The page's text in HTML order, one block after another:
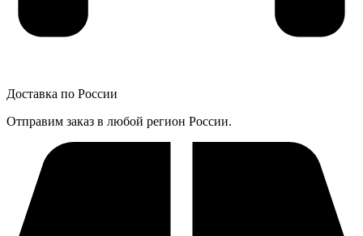
Доставка по России
Отправим заказ в любой регион России.